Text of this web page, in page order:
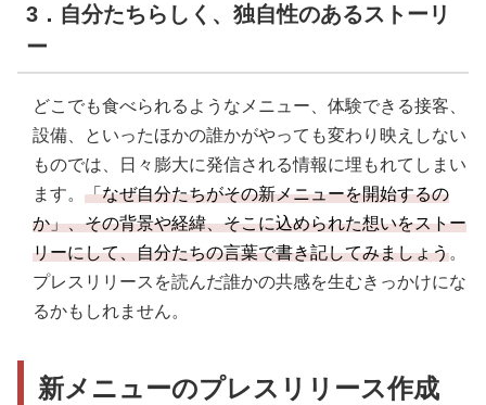
3．自分たちらしく、独自性のあるストーリ
ー
どこでも食べられるようなメニュー、体験できる接客、
設備、といったほかの誰かがやっても変わり映えしない
ものでは、日々膨大に発信される情報に埋もれてしまい
ます。 「なぜ自分たちがその新メニューを開始するの
か」、その背景や経緯、そこに込められた想いをストー
リーにして、自分たちの言葉で書き記してみましょう。
プレスリリースを読んだ誰かの共感を生むきっかけにな
るかもしれません。
新メニューのプレスリリース作成